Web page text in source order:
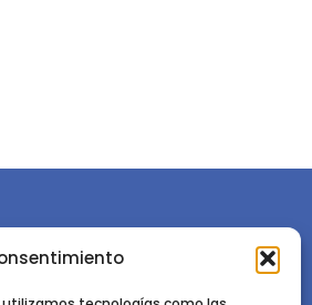
Ciencias Forestales
Forestales, INIA-CSIC